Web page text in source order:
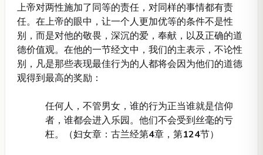
上帝对两性施加了同等的责任，对同样的事情都有责
任。在上帝的眼中，让一个人更加优等的条件不是性
别，而是对他的敬畏，深沉的爱，奉献，以及正确的道
德价值观。在他的一节经文中，我们的主表示，不论性
别，凡是那些表现最佳行为的人都将会因为他们的道德
观得到最高的奖励：
任何人，不管男女，谁的行为正当谁就是信仰
者，谁都会进入乐园。他们不会受到丝毫的亏
枉。（妇女章：古兰经第4章，第124节）